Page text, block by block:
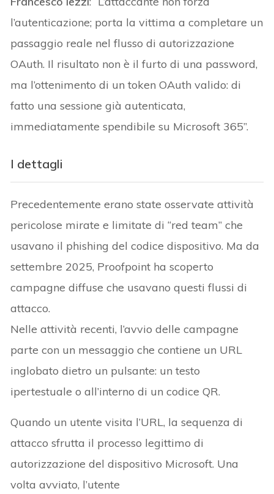
l’autenticazione; porta la vittima a completare un
passaggio reale nel flusso di autorizzazione
OAuth. Il risultato non è il furto di una password,
ma l’ottenimento di un token OAuth valido: di
fatto una sessione già autenticata,
immediatamente spendibile su Microsoft 365”.
I dettagli
Precedentemente erano state osservate attività
pericolose mirate e limitate di “red team” che
usavano il phishing del codice dispositivo. Ma da
settembre 2025, Proofpoint ha scoperto
campagne diffuse che usavano questi flussi di
attacco.
Nelle attività recenti, l’avvio delle campagne
parte con un messaggio che contiene un URL
inglobato dietro un pulsante: un testo
ipertestuale o all’interno di un codice QR.
Quando un utente visita l’URL, la sequenza di
attacco sfrutta il processo legittimo di
autorizzazione del dispositivo Microsoft. Una
volta avviato, l’utente